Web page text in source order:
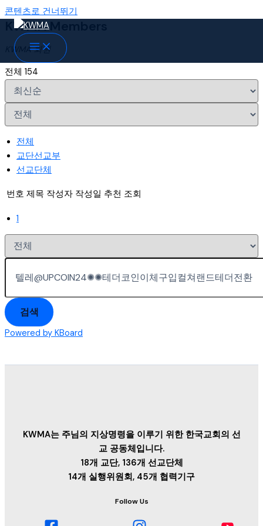
콘텐츠로 건너뛰기
KWMA Members
KWMA 회원
전체 154
전체
교단선교부
선교단체
번호 제목 작성자 작성일 추천 조회
1
검색
Powered by KBoard
KWMA는 주님의 지상명령을 이루기 위한 한국교회의 선
교 공동체입니다.
18개 교단, 136개 선교단체
14개 실행위원회, 45개 협력기구
Follow Us